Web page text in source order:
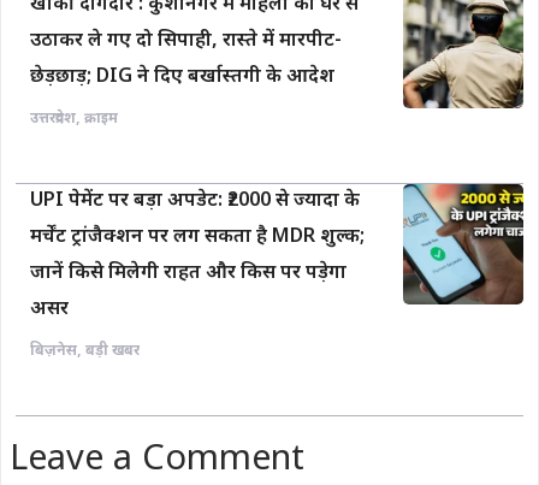
उठाकर ले गए दो सिपाही, रास्ते में मारपीट-
छेड़छाड़; DIG ने दिए बर्खास्तगी के आदेश
उत्तरप्रदेश, क्राइम
UPI पेमेंट पर बड़ा अपडेट: ₹2000 से ज्यादा के
मर्चेंट ट्रांजैक्शन पर लग सकता है MDR शुल्क;
जानें किसे मिलेगी राहत और किस पर पड़ेगा
असर
बिज़नेस, बड़ी खबर
Leave a Comment